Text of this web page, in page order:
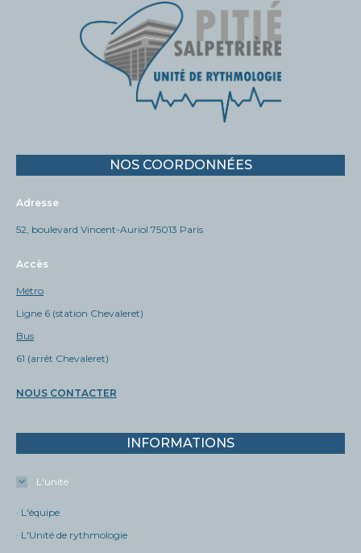
NOS COORDONNÉES
Adresse
52, boulevard Vincent-Auriol 75013 Paris
Accès
Métro
Ligne 6 (station Chevaleret)
Bus
61 (arrêt Chevaleret)
NOUS CONTACTER
INFORMATIONS
L'unité
· L'équipe
· L'Unité de rythmologie